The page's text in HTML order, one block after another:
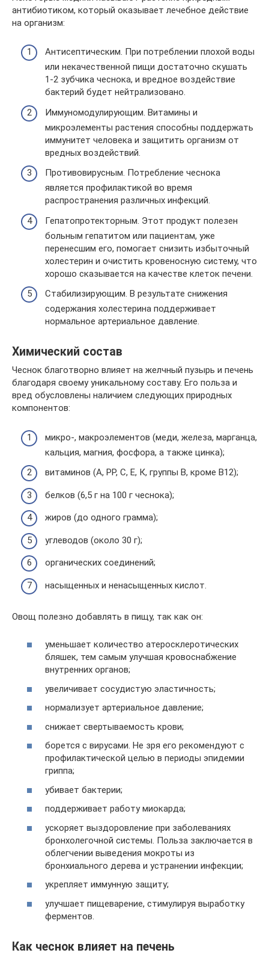
антибиотиком, который оказывает лечебное действие
на организм:
Антисептическим. При потреблении плохой воды
или некачественной пищи достаточно скушать
1-2 зубчика чеснока, и вредное воздействие
бактерий будет нейтрализовано.
Иммуномодулирующим. Витамины и
микроэлементы растения способны поддержать
иммунитет человека и защитить организм от
вредных воздействий.
Противовирусным. Потребление чеснока
является профилактикой во время
распространения различных инфекций.
Гепатопротекторным. Этот продукт полезен
больным гепатитом или пациентам, уже
перенесшим его, помогает снизить избыточный
холестерин и очистить кровеносную систему, что
хорошо сказывается на качестве клеток печени.
Стабилизирующим. В результате снижения
содержания холестерина поддерживает
нормальное артериальное давление.
Химический состав
Чеснок благотворно влияет на желчный пузырь и печень
благодаря своему уникальному составу. Его польза и
вред обусловлены наличием следующих природных
компонентов:
микро-, макроэлементов (меди, железа, марганца,
кальция, магния, фосфора, а также цинка);
витаминов (А, РР, С, Е, К, группы В, кроме В12);
белков (6,5 г на 100 г чеснока);
жиров (до одного грамма);
углеводов (около 30 г);
органических соединений;
насыщенных и ненасыщенных кислот.
Овощ полезно добавлять в пищу, так как он:
уменьшает количество атеросклеротических
бляшек, тем самым улучшая кровоснабжение
внутренних органов;
увеличивает сосудистую эластичность;
нормализует артериальное давление;
снижает свертываемость крови;
борется с вирусами. Не зря его рекомендуют с
профилактической целью в периоды эпидемии
гриппа;
убивает бактерии;
поддерживает работу миокарда;
ускоряет выздоровление при заболеваниях
бронхолегочной системы. Польза заключается в
облегчении выведения мокроты из
бронхиального дерева и устранении инфекции;
укрепляет иммунную защиту;
улучшает пищеварение, стимулируя выработку
ферментов.
Как чеснок влияет на печень